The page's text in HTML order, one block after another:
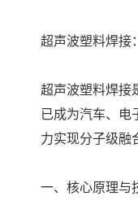
超声波塑料焊接
超声波塑料焊接
已成为汽车、电
力实现分子级融
一、核心原理与